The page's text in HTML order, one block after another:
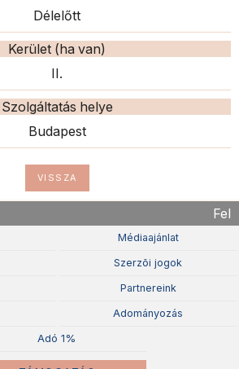
Délelőtt
Kerület (ha van)
II.
Szolgáltatás helye
Budapest
VISSZA
Fel
Médiaajánlat
Szerzõi jogok
Partnereink
Adományozás
Adó 1%